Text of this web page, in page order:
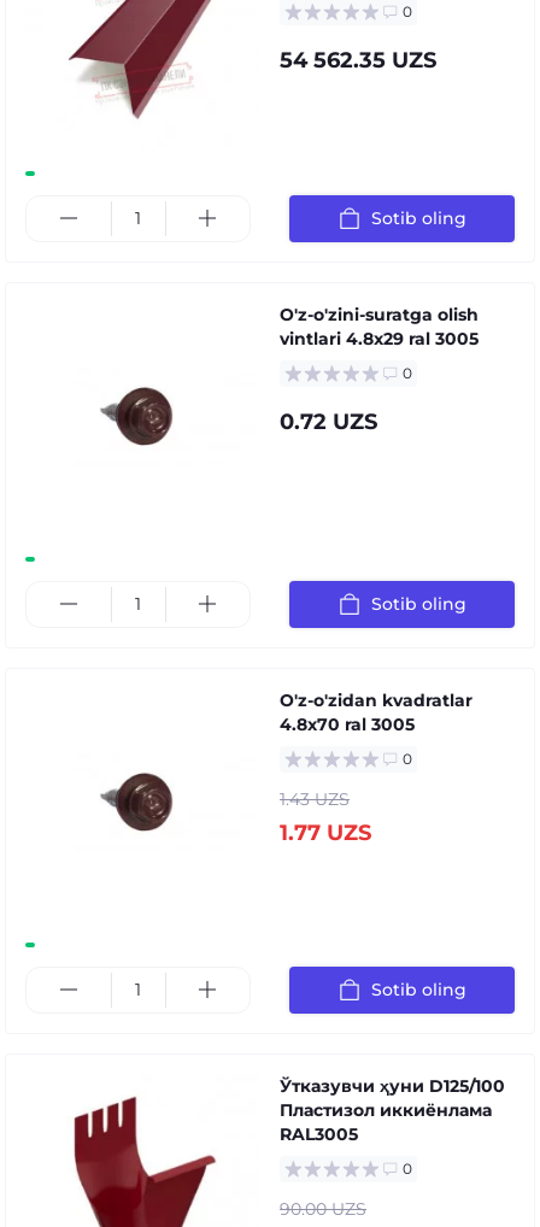
0
54 562.35 UZS
Sotib oling
O'z-o'zini-suratga olish
vintlari 4.8x29 ral 3005
0
0.72 UZS
Sotib oling
O'z-o'zidan kvadratlar
4.8x70 ral 3005
0
1.43 UZS
1.77 UZS
Sotib oling
Ўтказувчи ҳуни D125/100
Пластизол иккиёнлама
RAL3005
0
90.00 UZS